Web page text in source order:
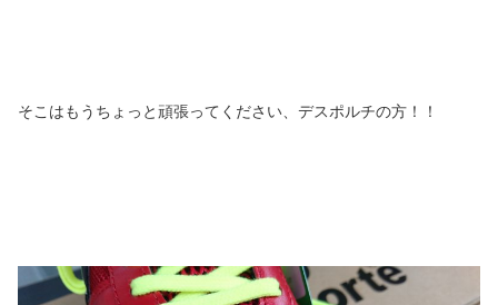
そこはもうちょっと頑張ってください、デスポルチの方！！